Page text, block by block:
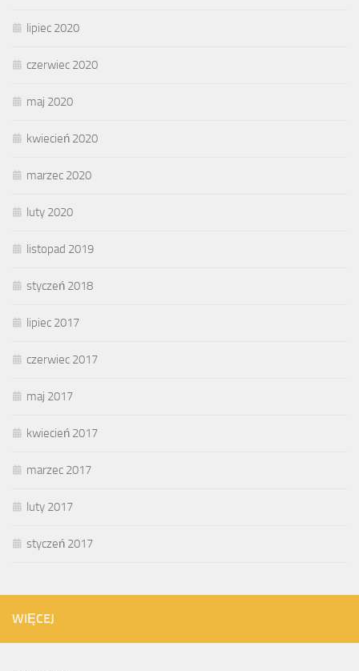
lipiec 2020
czerwiec 2020
maj 2020
kwiecień 2020
marzec 2020
luty 2020
listopad 2019
styczeń 2018
lipiec 2017
czerwiec 2017
maj 2017
kwiecień 2017
marzec 2017
luty 2017
styczeń 2017
WIĘCEJ